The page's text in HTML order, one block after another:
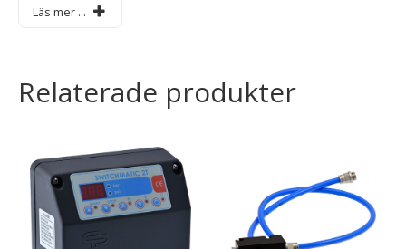
ökad motståndskraft mot påfrestningar som torrkörning och
och hållbarhet.
Självsugande konstruktion för snabb och enkel drift.
Klarar en sughöjd på upp till 8 meter vid korrekt installation på en
plan och säker yta.
Lätt och kompakt design för enkel hantering och transport.
Lämplig för hantering av rent vatten i allmänhet.
Läs mer ...
Relaterade produkter